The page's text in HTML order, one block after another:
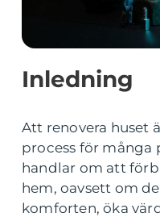
Inledning
Att renovera huset
process för många
handlar om att
hem, oavsett om
komforten, öka